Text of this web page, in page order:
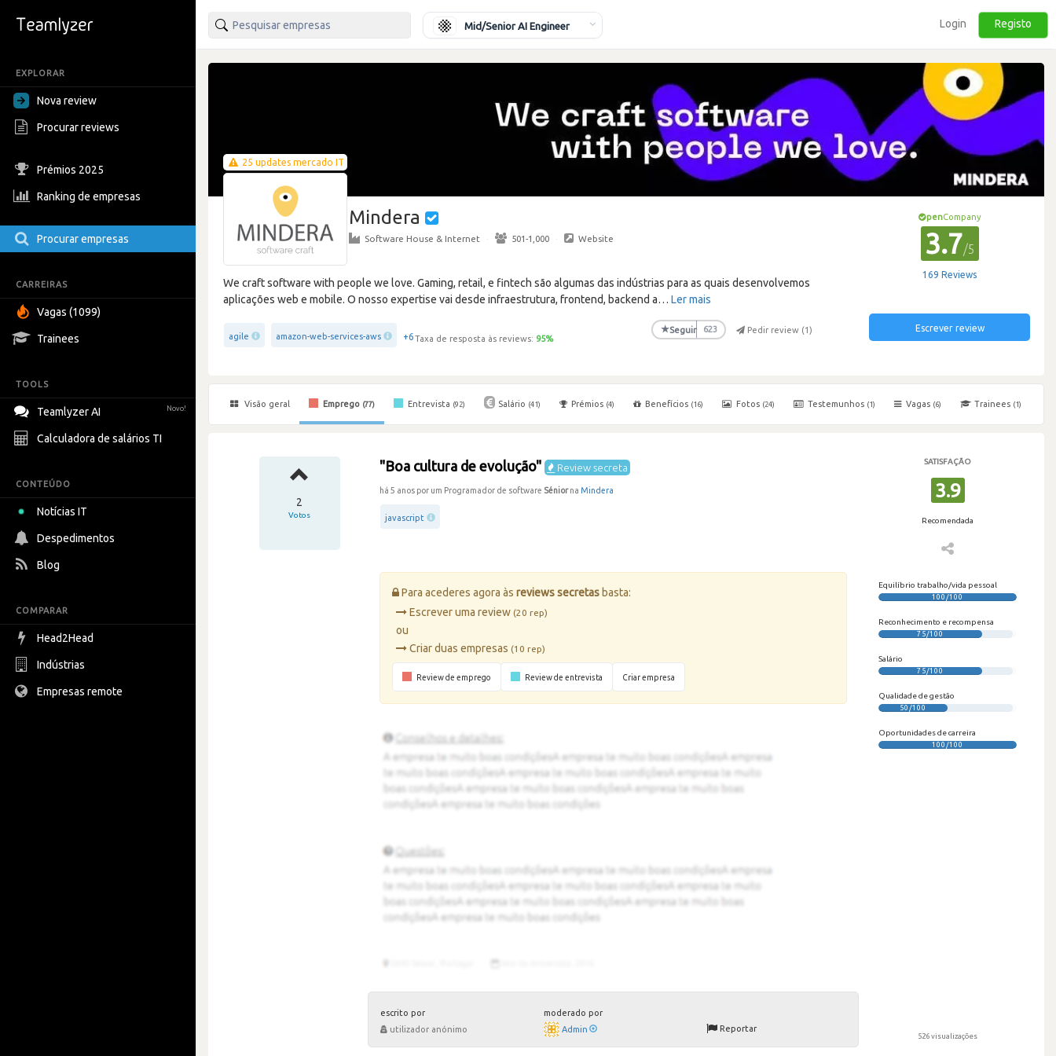
EXPLORAR
Nova review
Procurar reviews
Prémios 2025
Ranking de empresas
Procurar empresas
CARREIRAS
Vagas (1099)
Trainees
TOOLS
Teamlyzer AI Novo!
Calculadora de salários TI
CONTEÚDO
Notícias IT
Despedimentos
Blog
COMPARAR
Head2Head
Indústrias
Empresas remote
Mid/Senior AI Engineer Login Registo
25 updates mercado IT
Mindera
Software House & Internet · 501-1,000 · Website
We craft software with people we love. Gaming, retail, e fintech são algumas das indústrias para as quais desenvolvemos
aplicações web e mobile. O nosso expertise vai desde infraestrutura, frontend, backend a… Ler mais
agile amazon-web-services-aws +6Taxa de resposta às reviews: 95%
★Seguir 623 Pedir review (1)
penCompany
3.7/5
169 Reviews
Escrever review
Visão geral Emprego (77) Entrevista (92) Salário (41) Prémios (4) Benefícios (16) Fotos (24) Testemunhos (1) Vagas (6) Trainees (1)
2
Votos
"Boa cultura de evolução" Review secreta
há 5 anos por um Programador de software Séniorna Mindera
javascript
SATISFAÇÃO
3.9
Recomendada
Para acederes agora àsreviews secretas basta:
Escrever uma review(20 rep)
ou
Criar duas empresas(10 rep)
Review de emprego Review de entrevista Criar empresa
Equilíbrio trabalho/vida pessoal
100/100
Reconhecimento e recompensa
75/100
Salário
75/100
Qualidade de gestão
50/100
Oportunidades de carreira
100/100
escrito por
utilizador anónimo
moderado por
Admin
Reportar
526 visualizações